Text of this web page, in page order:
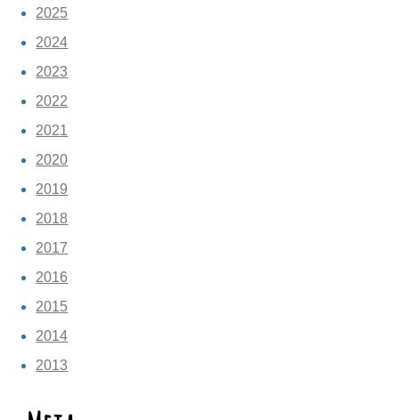
2025
2024
2023
2022
2021
2020
2019
2018
2017
2016
2015
2014
2013